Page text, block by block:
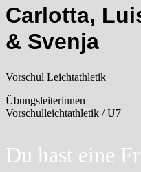
Carlotta,
& Svenja
Vorschul Leichtathletik
Übungsleiterinnen
Vorschulleichtathletik / U7
Du hast eine